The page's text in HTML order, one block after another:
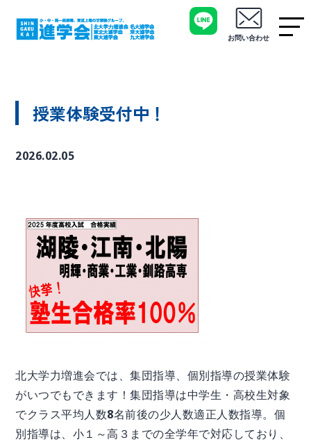
お問い合わせ
授業体験受付中！
2026.02.05
北大学力増進会では、集団指導、個別指導の授業体験
がいつでもできます！集団指導は中学生・高校生対象
でクラス平均人数8名前後の少人数適正人数指導。個
別指導は、小１～高３までの全学年で対応しており、